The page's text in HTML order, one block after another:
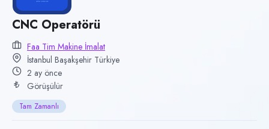
Konum
Başakşehir, İstanbul
Çalışma şekli
Tam Zamanlı
Yayın tarihi
22 Mayıs 2026
CNC Operatörü
Faa Tim Makine İmalat
İstanbul Başakşehir Türkiye
2 ay önce
Görüşülür
Tam Zamanlı